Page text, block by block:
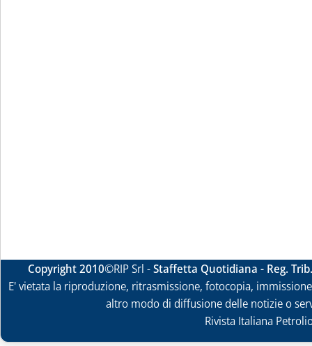
Copyright 2010©RIP Srl -Staffetta Quotidiana - Reg.
E' vietata la riproduzione, ritrasmissione, fotocopia,
altro modo di diffusione delle notizie o
Rivista Italiana